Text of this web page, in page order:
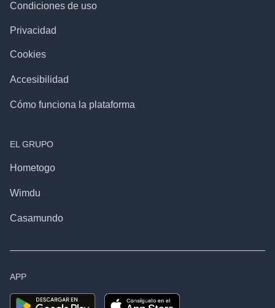
Condiciones de uso
Privacidad
Cookies
Accesibilidad
Cómo funciona la plataforma
EL GRUPO
Hometogo
Wimdu
Casamundo
APP